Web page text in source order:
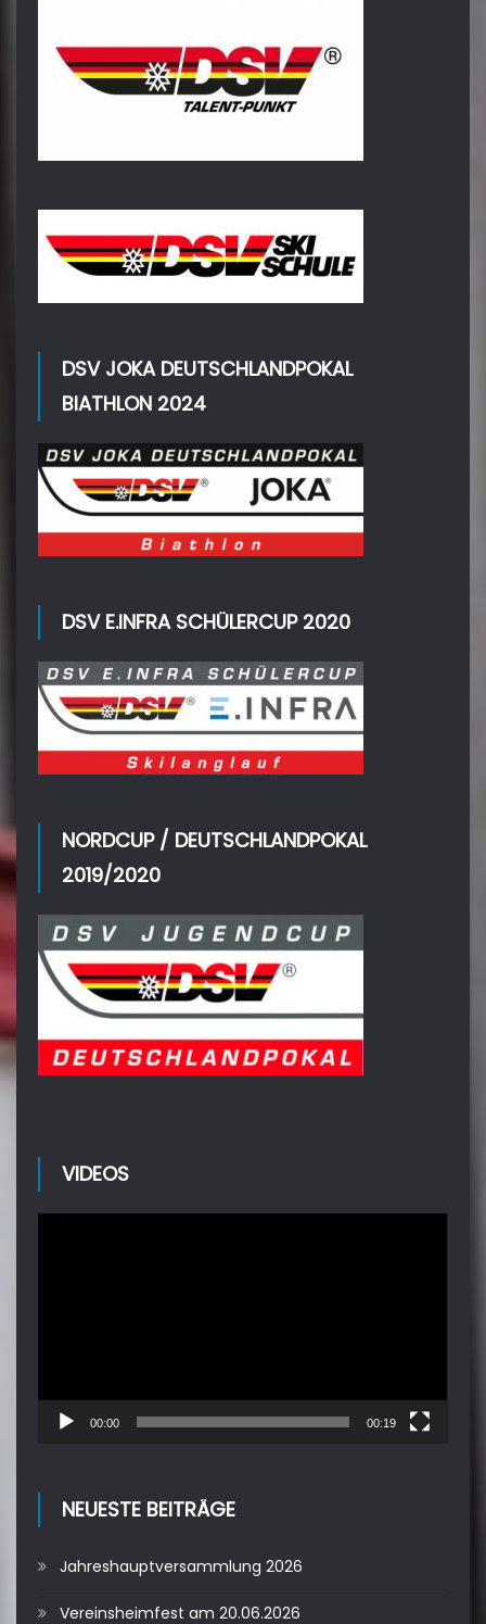
DSV JOKA DEUTSCHLANDPOKAL
BIATHLON 2024
DSV E.INFRA SCHÜLERCUP 2020
NORDCUP / DEUTSCHLANDPOKAL
2019/2020
VIDEOS
00:00 00:19
NEUESTE BEITRÄGE
Jahreshauptversammlung 2026
Vereinsheimfest am 20.06.2026